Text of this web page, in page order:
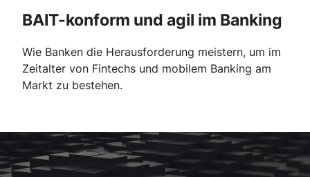
BAIT-konform und agil im Banking
Wie Banken die Herausforderung meistern, um im
Zeitalter von Fintechs und mobilem Banking am
Markt zu bestehen.